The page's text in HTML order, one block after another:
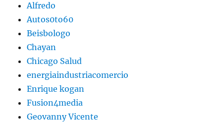
Alfredo
Autos0to60
Beisbologo
Chayan
Chicago Salud
energiaindustriacomercio
Enrique kogan
Fusion4media
Geovanny Vicente